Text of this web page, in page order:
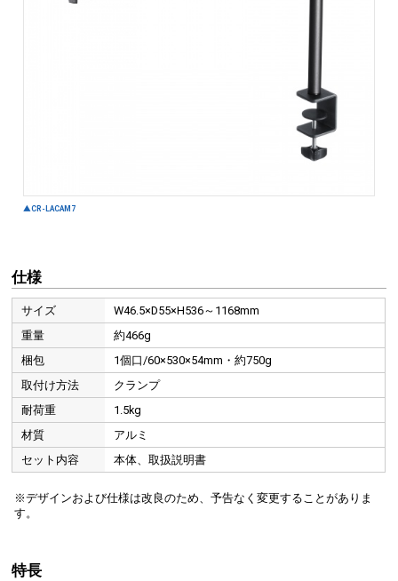
仕様
サイズ
W46.5×D55×H536～1168mm
重量
約466g
梱包
1個口/60×530×54mm・約750g
取付け方法
クランプ
耐荷重
1.5kg
材質
アルミ
セット内容
本体、取扱説明書
※デザインおよび仕様は改良のため、予告なく変更することがありま
す。
特長